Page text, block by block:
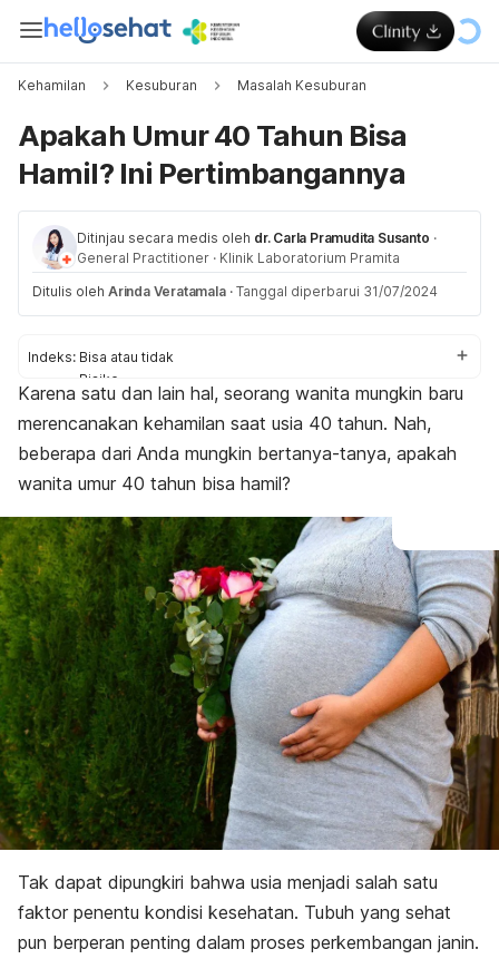
Kehamilan Kesuburan Masalah Kesuburan
Apakah Umur 40 Tahun Bisa
Hamil? Ini Pertimbangannya
Ditinjau secara medis oleh dr. Carla Pramudita Susanto ·
General Practitioner · Klinik Laboratorium Pramita
Ditulis oleh Arinda Veratamala · Tanggal diperbarui 31/07/2024
Indeks: Bisa atau tidak
Risiko
Tips
Karena satu dan lain hal, seorang wanita mungkin baru
merencanakan kehamilan saat usia 40 tahun. Nah,
beberapa dari Anda mungkin bertanya-tanya, apakah
wanita umur 40 tahun bisa hamil?
Tak dapat dipungkiri bahwa usia menjadi salah satu
faktor penentu kondisi kesehatan. Tubuh yang sehat
pun berperan penting dalam proses perkembangan janin.